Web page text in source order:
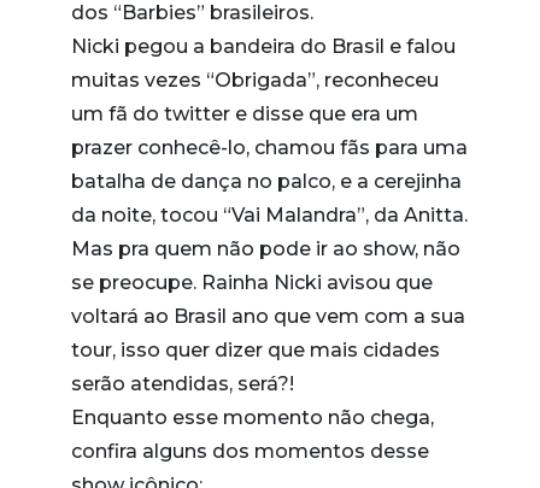
dos “Barbies” brasileiros.
Nicki pegou a bandeira do Brasil e falou
muitas vezes “Obrigada”, reconheceu
um fã do twitter e disse que era um
prazer conhecê-lo, chamou fãs para uma
batalha de dança no palco, e a cerejinha
da noite, tocou “Vai Malandra”, da Anitta.
Mas pra quem não pode ir ao show, não
se preocupe. Rainha Nicki avisou que
voltará ao Brasil ano que vem com a sua
tour, isso quer dizer que mais cidades
serão atendidas, será?!
Enquanto esse momento não chega,
confira alguns dos momentos desse